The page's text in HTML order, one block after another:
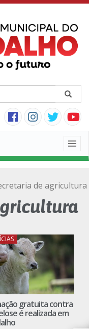
de agricultura
gratuita contra
é realizada em